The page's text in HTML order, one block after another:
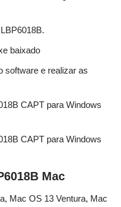
baixado
software e realizar as
CAPT para Windows
CAPT para Windows
Mac
Mac OS 13 Ventura, Mac